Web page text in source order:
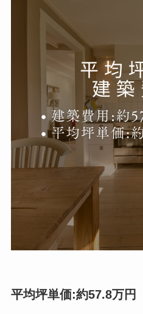
平均坪単価:約57.8万円